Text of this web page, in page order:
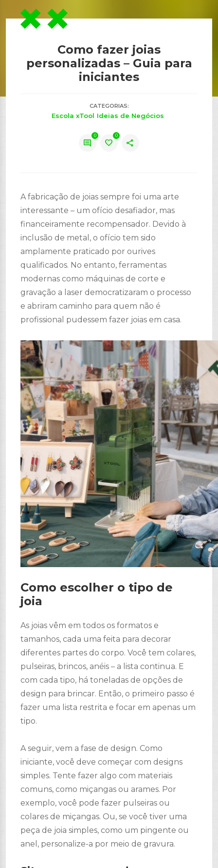
Como fazer joias
personalizadas – Guia para
iniciantes
CATEGORIAS:
Escola xTool Ideias de Negócios
comment
0
favorite
0
share
A fabricação de joias sempre foi uma arte
interessante – um ofício desafiador, mas
financeiramente recompensador. Devido à
inclusão de metal, o ofício tem sido
amplamente praticado por ourives
qualificados. No entanto, ferramentas
modernas como máquinas de corte e
gravação a laser democratizaram o processo
e abriram caminho para quem não é
profissional pudessem fazer joias em casa.
Como escolher o tipo de
joia
As joias vêm em todos os formatos e
tamanhos, cada uma feita para decorar
diferentes partes do corpo. Você tem colares,
pulseiras, brincos, anéis – a lista continua. E
com cada tipo, há toneladas de opções de
design para brincar. Então, o primeiro passo é
fazer uma lista restrita e focar em apenas um
tipo.
A seguir, vem a fase de design. Como
iniciante, você deve começar com designs
simples. Tente fazer algo com materiais
comuns, como miçangas ou arames. Por
exemplo, você pode fazer pulseiras ou
colares de miçangas. Ou, se você tiver uma
peça de joia simples, como um pingente ou
anel, personalize-a por meio de gravura.